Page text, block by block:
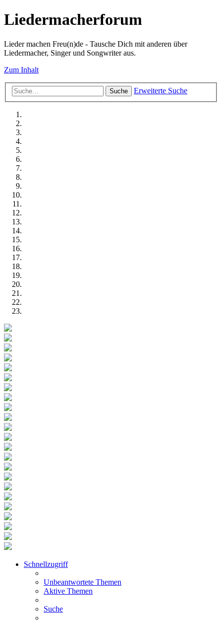
Liedermacherforum
Lieder machen Freu(n)de - Tausche Dich mit anderen über
Liedermacher, Singer und Songwriter aus.
Zum Inhalt
Suche Erweiterte Suche
Schnellzugriff
Unbeantwortete Themen
Aktive Themen
Suche